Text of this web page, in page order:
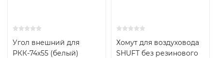
Угол внешний для
РКК-74х55 (белый)
Хомут для воздуховода
SHUFT без резинового